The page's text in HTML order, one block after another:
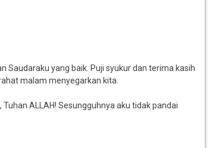
Saudaraku yang baik. Puji syukur dan terima kasih
malam menyegarkan kita.
ALLAH! Sesungguhnya aku tidak pandai